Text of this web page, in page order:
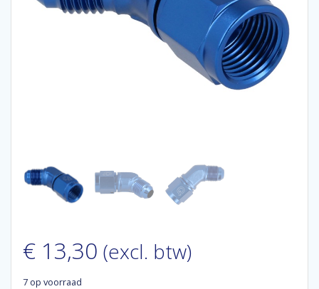
€ 13,30 (excl. btw)
7 op voorraad